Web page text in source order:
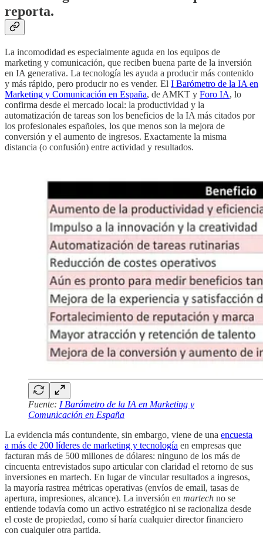
reporta.
La incomodidad es especialmente aguda en los equipos de
marketing y comunicación, que reciben buena parte de la inversión
en IA generativa. La tecnología les ayuda a producir más contenido
y más rápido, pero producir no es vender. El I Barómetro de la IA en
Marketing y Comunicación en España, de AMKT y Foro IA, lo
confirma desde el mercado local: la productividad y la
automatización de tareas son los beneficios de la IA más citados por
los profesionales españoles, los que menos son la mejora de
conversión y el aumento de ingresos. Exactamente la misma
distancia (o confusión) entre actividad y resultados.
Fuente: I Barómetro de la IA en Marketing y
Comunicación en España
La evidencia más contundente, sin embargo, viene de una encuesta
a más de 200 líderes de marketing y tecnología en empresas que
facturan más de 500 millones de dólares: ninguno de los más de
cincuenta entrevistados supo articular con claridad el retorno de sus
inversiones en martech. En lugar de vincular resultados a ingresos,
la mayoría rastrea métricas operativas (envíos de email, tasas de
apertura, impresiones, alcance). La inversión en martech no se
entiende todavía como un activo estratégico ni se racionaliza desde
el coste de propiedad, como sí haría cualquier director financiero
con cualquier otra partida.